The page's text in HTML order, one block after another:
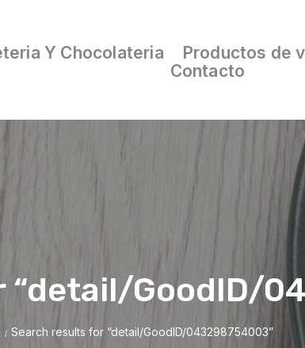
Y Chocolateria Productos de
Contacto
GoodID/
/ Search results for “detail/GoodID/043298754003”